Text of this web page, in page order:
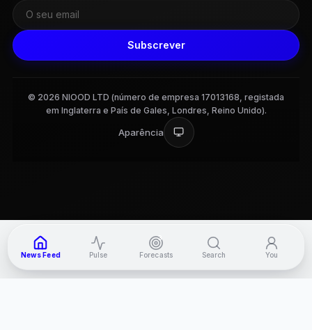
Subscrever
© 2026 NIOOD LTD (número de empresa 17013168, registada
em Inglaterra e País de Gales, Londres, Reino Unido).
Aparência
News Feed Pulse
3
Forecasts Search You